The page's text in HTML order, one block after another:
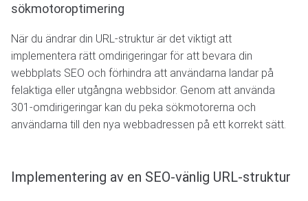
sökmotoroptimering
När du ändrar din URL-struktur är det viktigt att
implementera rätt omdirigeringar för att bevara din
webbplats SEO och förhindra att användarna landar på
felaktiga eller utgångna webbsidor. Genom att använda
301-omdirigeringar kan du peka sökmotorerna och
användarna till den nya webbadressen på ett korrekt sätt.
Implementering av en SEO-vänlig URL-struktur